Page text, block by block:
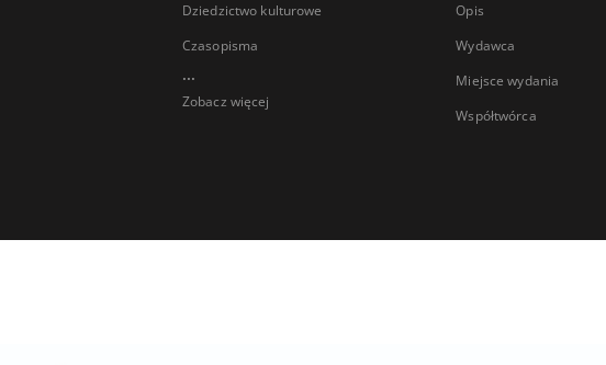
Dziedzictwo kulturowe
Czasopisma
...
Zobacz więcej
Opis
Wydawca
Miejsce wydania
Współtwórca